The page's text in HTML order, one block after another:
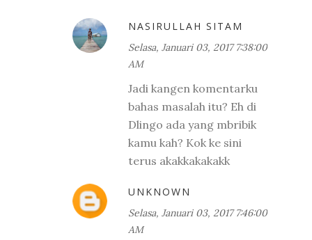
NASIRULLAH SITAM
Selasa, Januari 03, 2017 7:38:00
AM
Jadi kangen komentarku
bahas masalah itu? Eh di
Dlingo ada yang mbribik
kamu kah? Kok ke sini
terus akakkakakakk
UNKNOWN
Selasa, Januari 03, 2017 7:46:00
AM